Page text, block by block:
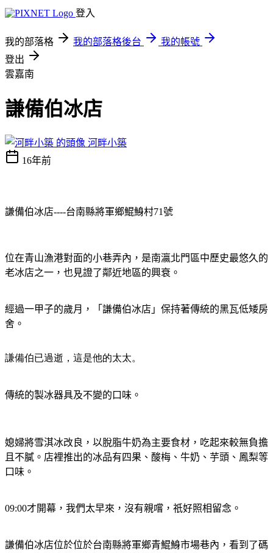
登入
我的部落格 我的部落格後台
我的帳號
登出
雲嘉南
謙備伯冰店
河畔小築
16年前
謙備伯冰店----台南縣將軍鄉鯤鯓村71號
位在青山漁港對面的小巷弄內，是南瀛北門區中歷史最悠久的
老冰店之一，也見證了鄰近地區的興衰。
經過一甲子的歲月，「謙備伯冰店」保持著傳統的黑瓦低矮房
舍。
謙備伯已過逝，這是他的太太。
傳統的製冰器具及不變的口味。
媳婦將雪淇冰改良，以脫脂牛奶為主要食材，吃起來較無負擔
且不膩。 店裡推出的冰品有四果、酸梅、牛奶、芋頭、鳳梨等
口味。
09:00才開幕，我們太早來，沒有親嚐，祇好照相留念。
謙備伯冰店位於位於台南縣將軍鄉青鯤鯓市場巷內，看到了碼